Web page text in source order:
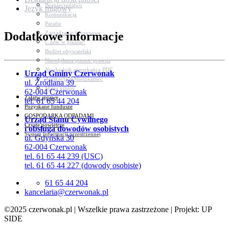
Bezpieczeństwo
Komunikacja
Parafie
Zarządzanie kryzysowe
C.ześć w gminie!
Budżet obywatelski
Nieodpłatna pomoc prawna
Niezbędnik mieszkańca PDF
Aplikacja mMieszkaniec
Mapa gminy
Załatw sprawę
Pozyskane fundusze
GOSPODARKA ODPADAMI
Czyste powietrze
System Informacji przestrzennej
Język migowy
Dodatkowe informacje
Urząd Gminy Czerwonak
ul. Źródlana 39
62-004 Czerwonak
tel. 61 65 44 204
Urząd Stanu Cywilnego
i obsługa dowodów osobistych
ul. Gdyńska 30
62-004 Czerwonak
tel. 61 65 44 239 (USC)
tel. 61 65 44 227 (dowody osobiste)
61 65 44 204
lp.kanowrezc@airalecnak
©2025 czerwonak.pl | Wszelkie prawa zastrzeżone | Projekt: UP
SIDE